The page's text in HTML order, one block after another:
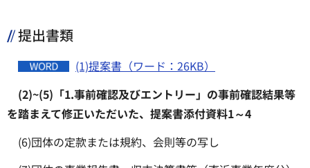
提出書類
(1)提案書（ワード：26KB）
(2)~(5)「1.事前確認及びエントリー」の事前確認結果等
を踏まえて修正いただいた、提案書添付資料1～4
(6)団体の定款または規約、会則等の写し